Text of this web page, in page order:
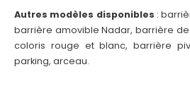
Autres modèles disponibles :
barrière amovible Nadar, barrière
coloris rouge et blanc, barrière
parking, arceau.